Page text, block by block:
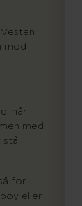
mod
når
med
stå
for
eller